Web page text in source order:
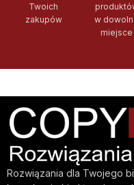
Twoich
zakupów
w
miejsce
Rozwiązania dla Twojego